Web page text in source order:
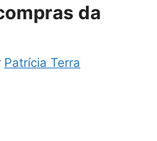
da
Patrícia Terra